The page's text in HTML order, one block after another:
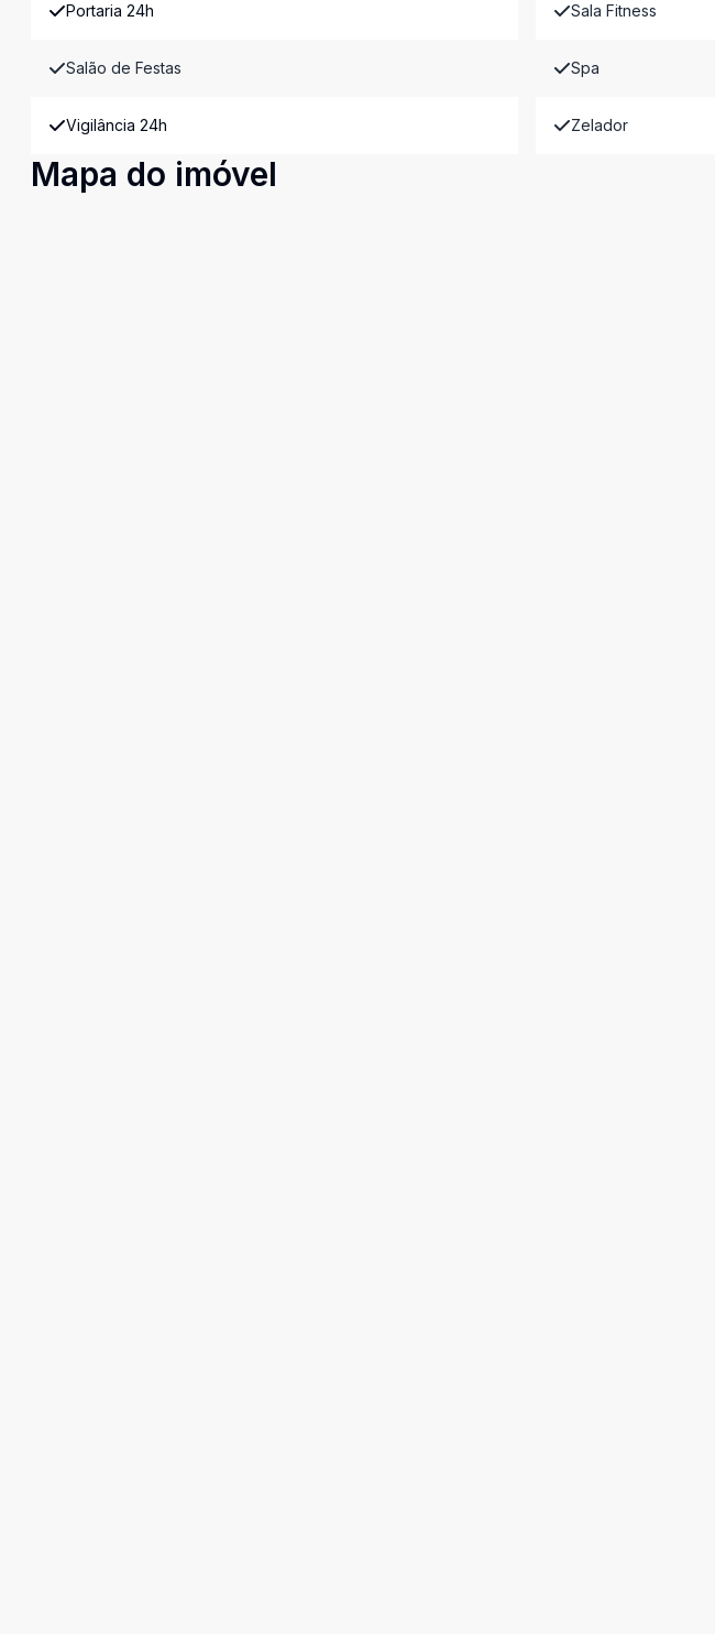
Portaria 24h Sala Fitness
Salão de Festas Spa
Vigilância 24h Zelador
Mapa do imóvel